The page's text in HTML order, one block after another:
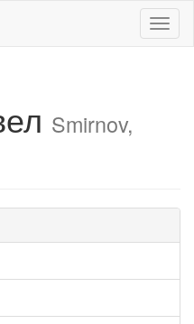
Smirnov,